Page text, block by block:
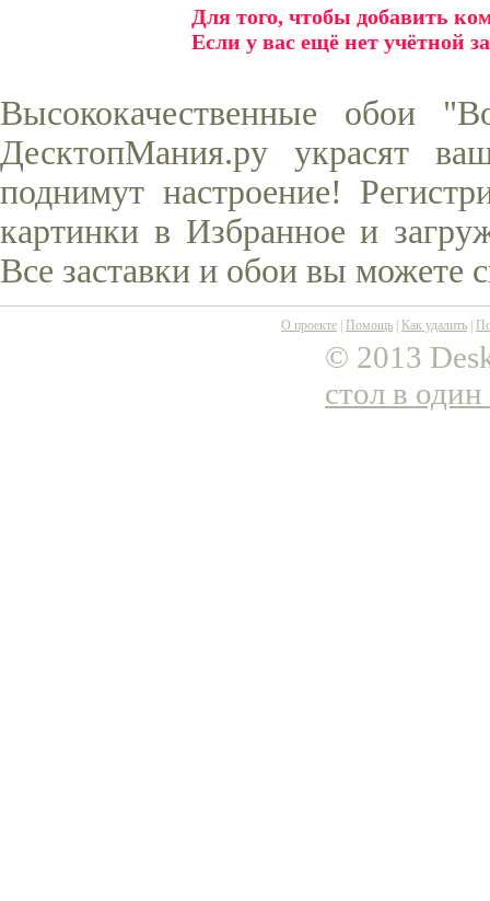
Для того, чтобы добавить
Если у вас ещё нет учётной
Высококачественные обои
ДесктопМания.ру украсят
поднимут настроение!
картинки в Избранное и
Все заставки и обои вы можете
О проекте Помощь Как удалить
© 2013
стол в